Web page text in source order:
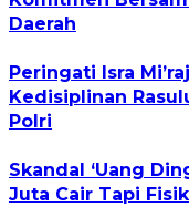
Daerah
Peringati Isra
Kedisiplinan
Polri
Skandal ‘Uang
Juta Cair Tapi